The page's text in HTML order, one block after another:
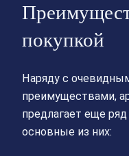
покупкой
Наряду с
преимуществами,
предлагает еще
основные из них: